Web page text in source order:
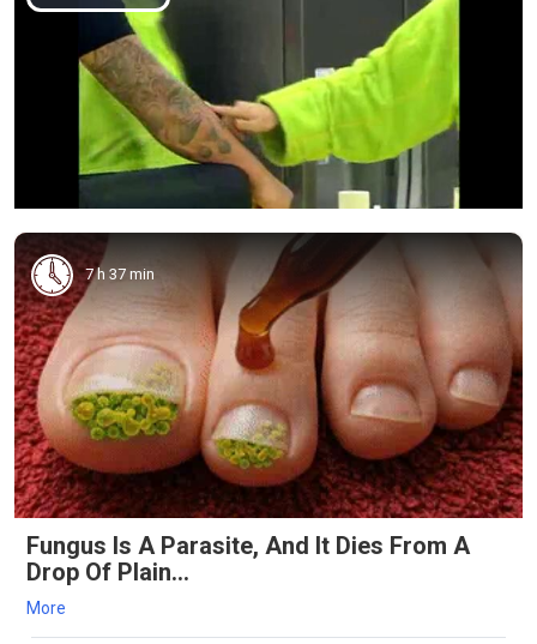
7 h 37 min
Fungus Is A Parasite, And It Dies From A
Drop Of Plain...
More